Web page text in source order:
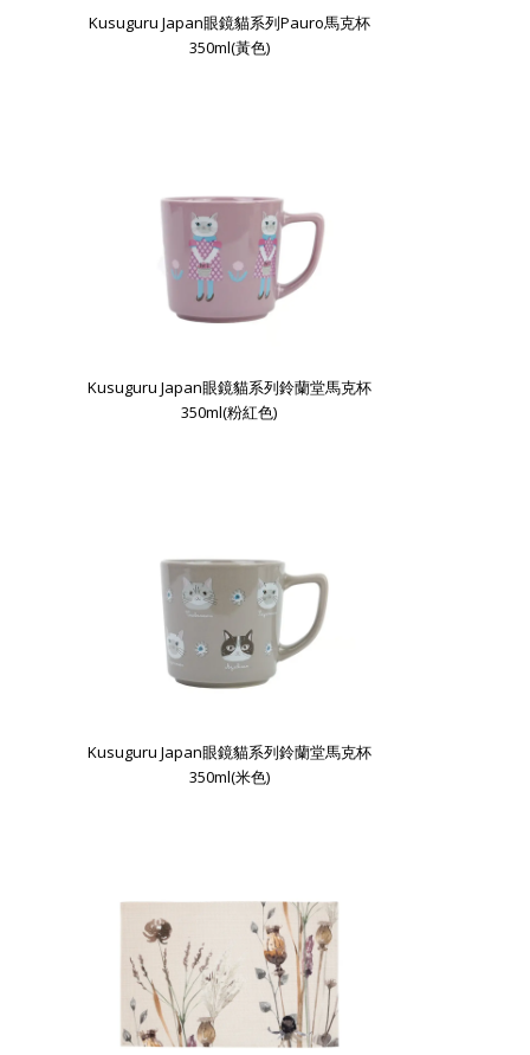
Kusuguru Japan眼鏡貓系列Pauro馬克杯
350ml(黃色)
Kusuguru Japan眼鏡貓系列鈴蘭堂馬克杯
350ml(粉紅色)
Kusuguru Japan眼鏡貓系列鈴蘭堂馬克杯
350ml(米色)